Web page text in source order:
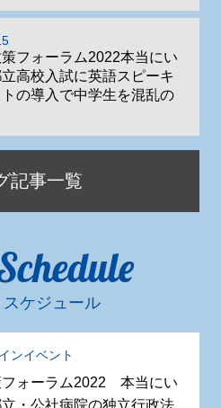
策フォーラム2022本当にい
高校入試に英語スピーキ
の導入で中学生を混乱の
記事一覧
スケジュール
ンイベント
フォーラム2022 本当にい
・公社病院の独立行政法